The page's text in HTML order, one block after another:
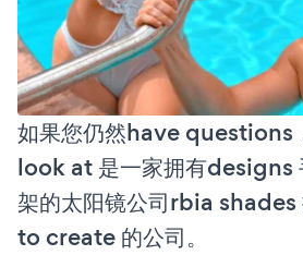
如果您仍然have questions
look at 是一家拥有designs
架的太阳镜公司rbia
to create 的公司。